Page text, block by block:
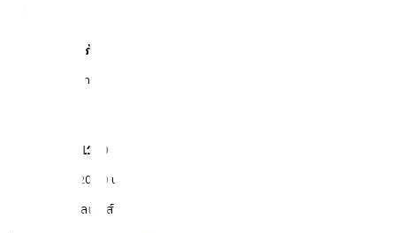
ชำระเงินปลอดภัย
หลากหลายช่องทาง
Call Center 1160
ทุกวัน 08:00 - 20:00 น.
เกี่ยวกับโกลบอลเฮ้าส์